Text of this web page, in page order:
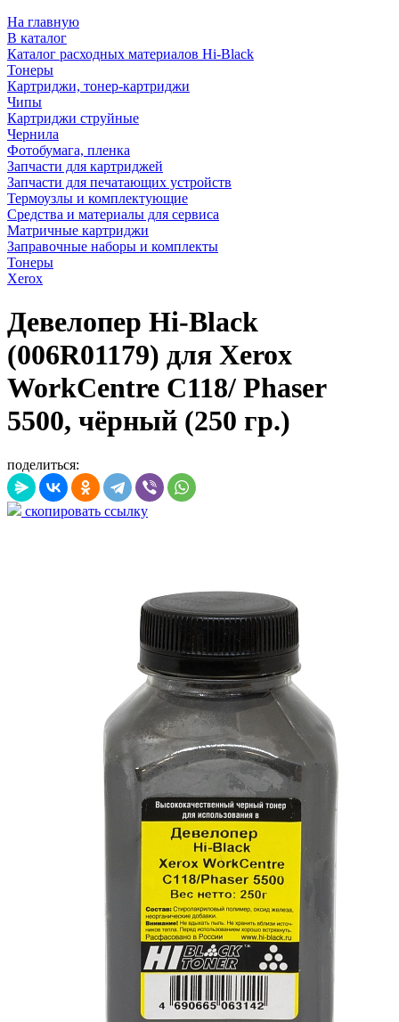
На главную
В каталог
Каталог расходных материалов Hi-Black
Тонеры
Картриджи, тонер-картриджи
Чипы
Картриджи струйные
Чернила
Фотобумага, пленка
Запчасти для картриджей
Запчасти для печатающих устройств
Термоузлы и комплектующие
Средства и материалы для сервиса
Матричные картриджи
Заправочные наборы и комплекты
Тонеры
Xerox
Девелопер Hi-Black
(006R01179) для Xerox
WorkCentre C118/ Phaser
5500, чёрный (250 гр.)
поделиться:
скопировать ссылку